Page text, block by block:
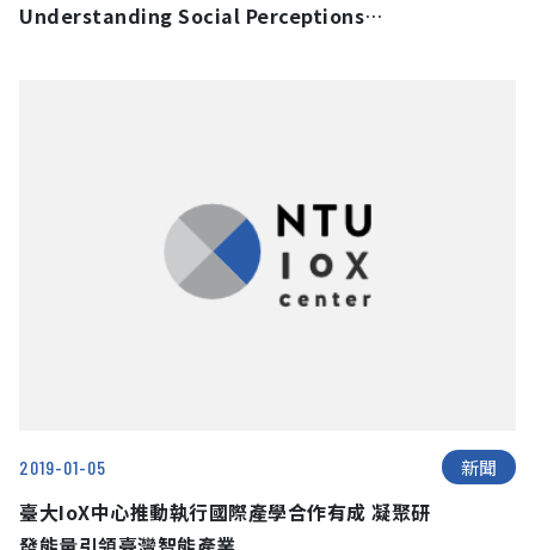
Understanding Social Perceptions
新聞
2019-01-05
臺大IoX中心推動執行國際產學合作有成 凝聚研